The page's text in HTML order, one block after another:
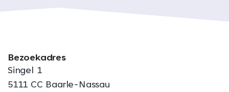
Bezoekadres
Singel 1
5111 CC Baarle-Nassau